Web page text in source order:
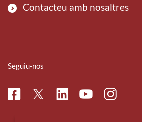
Contacteu amb nosaltres
Seguiu-nos
FacebookTwitterLinkedinYoutubeInstagram